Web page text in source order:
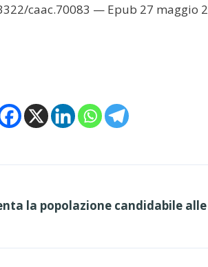
caac.70083 — Epub 27 maggio
la popolazione candidabile